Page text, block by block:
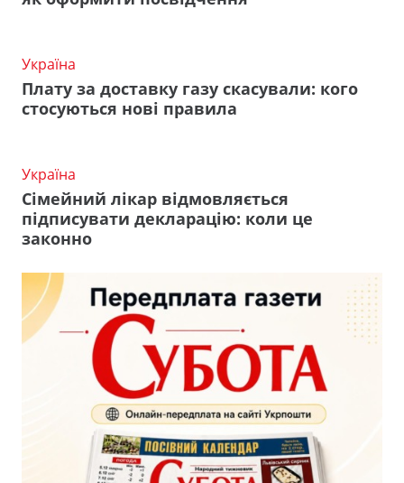
Україна
Плату за доставку газу скасували: кого
стосуються нові правила
Україна
Сімейний лікар відмовляється
підписувати декларацію: коли це
законно